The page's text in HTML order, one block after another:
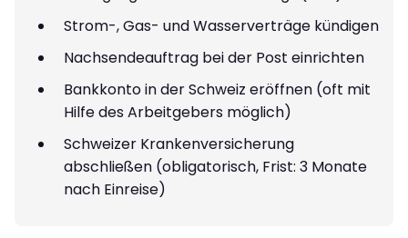
Strom-, Gas- und Wasserverträge kündigen
Nachsendeauftrag bei der Post einrichten
Bankkonto in der Schweiz eröffnen (oft mit
Hilfe des Arbeitgebers möglich)
Schweizer Krankenversicherung
abschließen (obligatorisch, Frist: 3 Monate
nach Einreise)